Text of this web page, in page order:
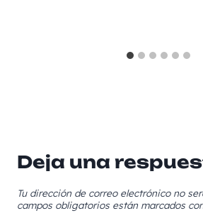
Deja una
Tu dirección de correo electrónico no
campos obligatorios están marcados